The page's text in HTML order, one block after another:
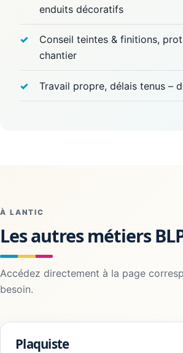
enduits décoratifs
Conseil teintes & finitions,
chantier
Travail propre, délais tenus –
À LANTIC
Les autres métiers
Accédez directement à la page
besoin.
Plaquiste